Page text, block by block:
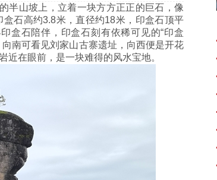
山坡上，立着一块方方正正的巨石，像
石高约3.8米，直径约18米，印盒石顶平
盒石陪伴，印盒石刻有依稀可见的“印盒
南可看见刘家山古寨遗址，向西便是开花
近在眼前，是一块难得的风水宝地。